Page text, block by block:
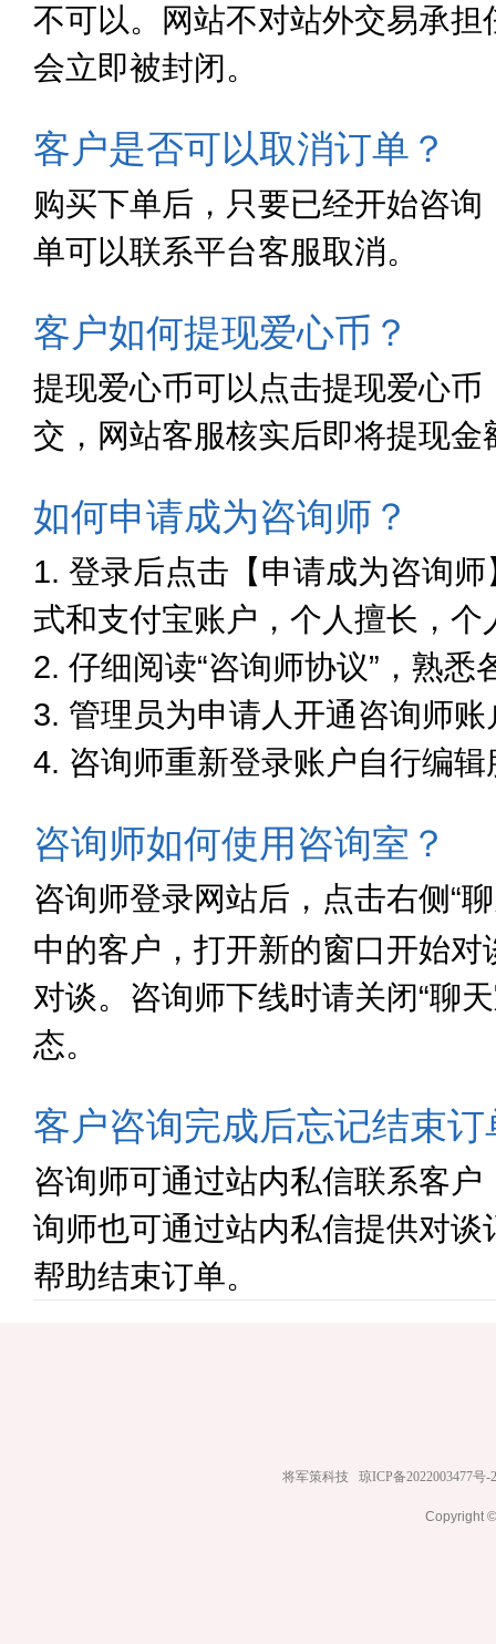
不可以。网站不对站外交易承
会立即被封闭。
客户是否可以取消订单？
购买下单后，只要已经开始咨
单可以联系平台客服取消。
客户如何提现爱心币？
提现爱心币可以点击提现爱心
交，网站客服核实后即将提现
如何申请成为咨询师？
1. 登录后点击【申请成为咨询
式和支付宝账户，个人擅长，
2. 仔细阅读“咨询师协议”，熟
3. 管理员为申请人开通咨询师账
4. 咨询师重新登录账户自行编
咨询师如何使用咨询室？
咨询师登录网站后，点击右侧“
中的客户，打开新的窗口开始
对谈。咨询师下线时请关闭“聊
态。
客户咨询完成后忘记结束
咨询师可通过站内私信联系客
询师也可通过站内私信提供对
帮助结束订单。
将军策科技 琼ICP备2022003477号-2
Copyright